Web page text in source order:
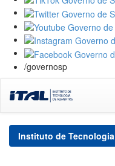
/governosp
navigation
Instituto de